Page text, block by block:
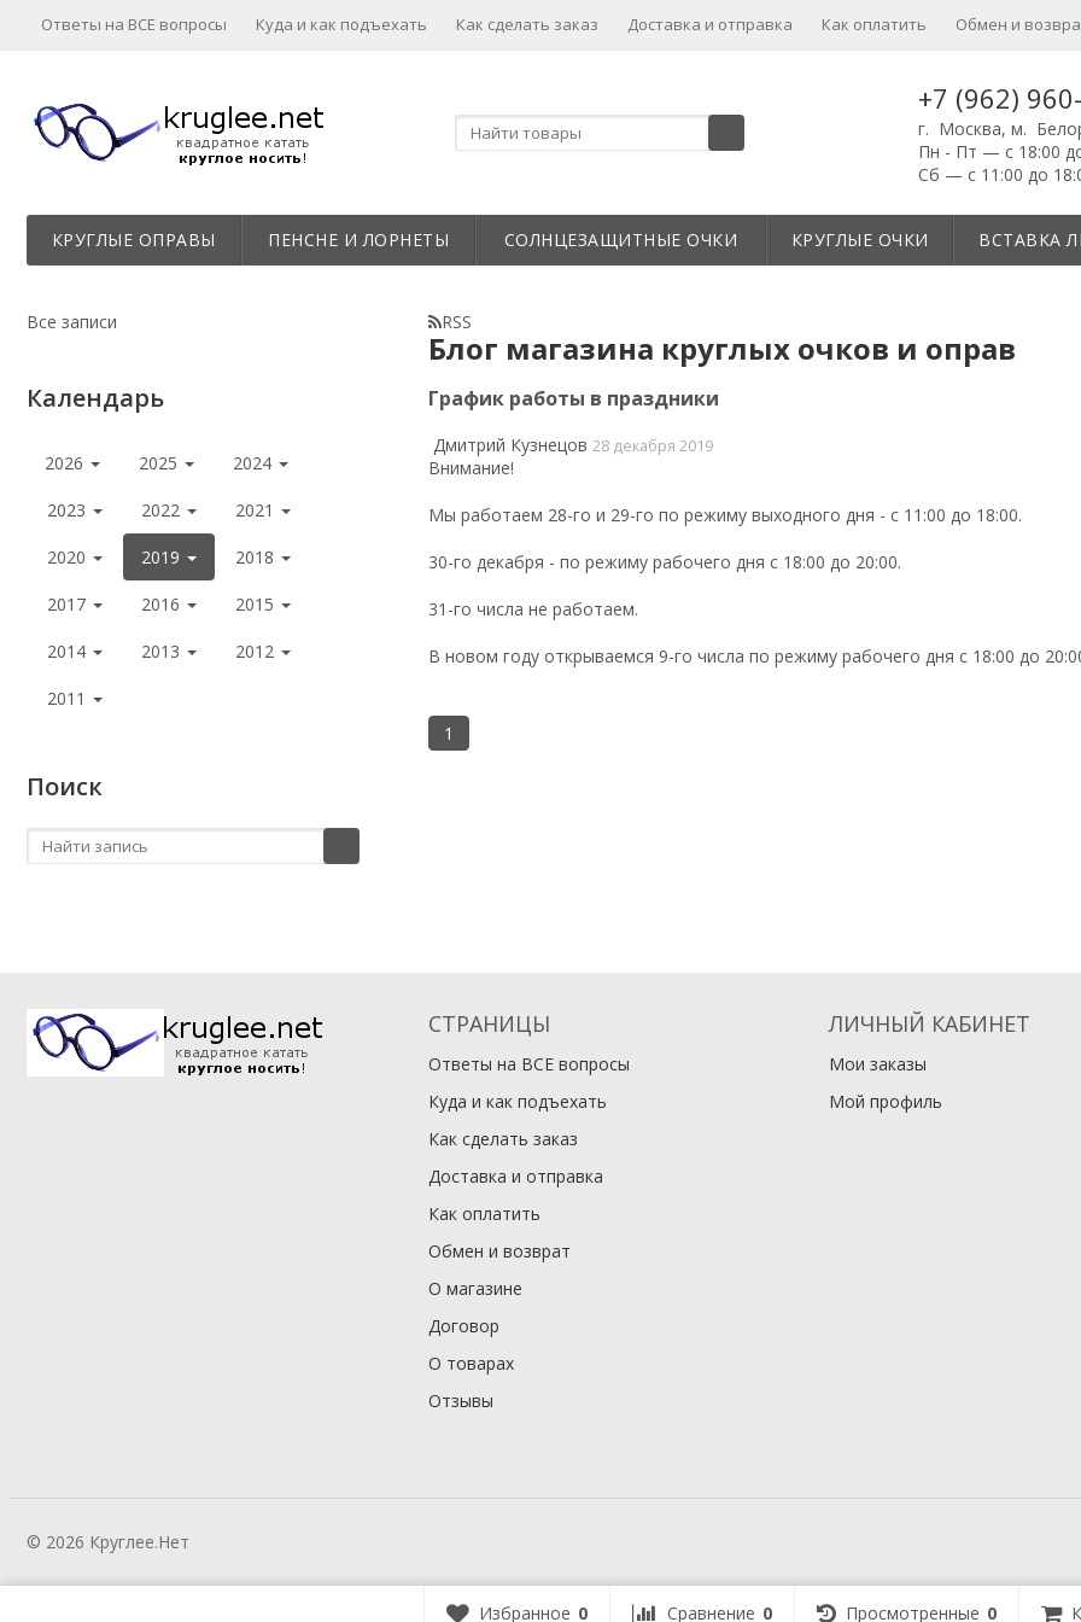
Ответы на ВСЕ вопросы Куда и как подъехать Как сделать заказ Доставка и отправка Как оплатить Обмен и
+7 (962)
г. Москва, м.
Пн - Пт — с 18:00
Сб — с 11:00 до
КРУГЛЫЕ ОПРАВЫ ПЕНСНЕ И ЛОРНЕТЫ СОЛНЦЕЗАЩИТНЫЕ ОЧКИ КРУГЛЫЕ ОЧКИ ВСТАВКА
RSS
Блог магазина круглых очков и оправ
График работы в праздники
Дмитрий Кузнецов 28 декабря 2019
Внимание!
Мы работаем 28-го и 29-го по режиму выходного дня - с 11:00 до 18:00.
30-го декабря - по режиму рабочего дня с 18:00 до 20:00.
31-го числа не работаем.
В новом году открываемся 9-го числа по режиму рабочего дня с 18:00 до
1
Все записи
Календарь
2026 2025 2024
2023 2022 2021
2020 2019 2018
2017 2016 2015
2014 2013 2012
2011
Поиск
СТРАНИЦЫ
Ответы на ВСЕ вопросы
Куда и как подъехать
Как сделать заказ
Доставка и отправка
Как оплатить
Обмен и возврат
О магазине
Договор
О товарах
Отзывы
ЛИЧНЫЙ КАБИНЕТ
Мои заказы
Мой профиль
© 2026 Круглее.Нет
Избранное 0 Сравнение 0 Просмотренные 0